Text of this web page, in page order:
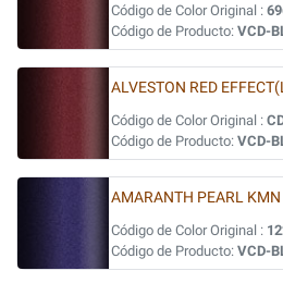
Código de Color Original :
Código de Producto: VCD-
ALVESTON RED
Código de Color Original :
Código de Producto: VCD-
AMARANTH PEARL KMN
Código de Color Original :
Código de Producto: VCD-